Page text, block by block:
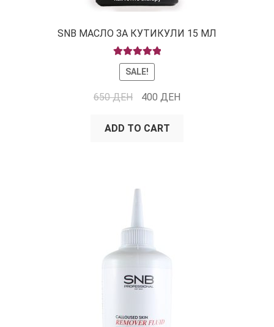
SNB МАСЛО ЗА КУТИКУЛИ 15 МЛ
RATED5.00
OUT OF 5
SALE!
650ДЕН 400 ДЕН
ADD TO CART